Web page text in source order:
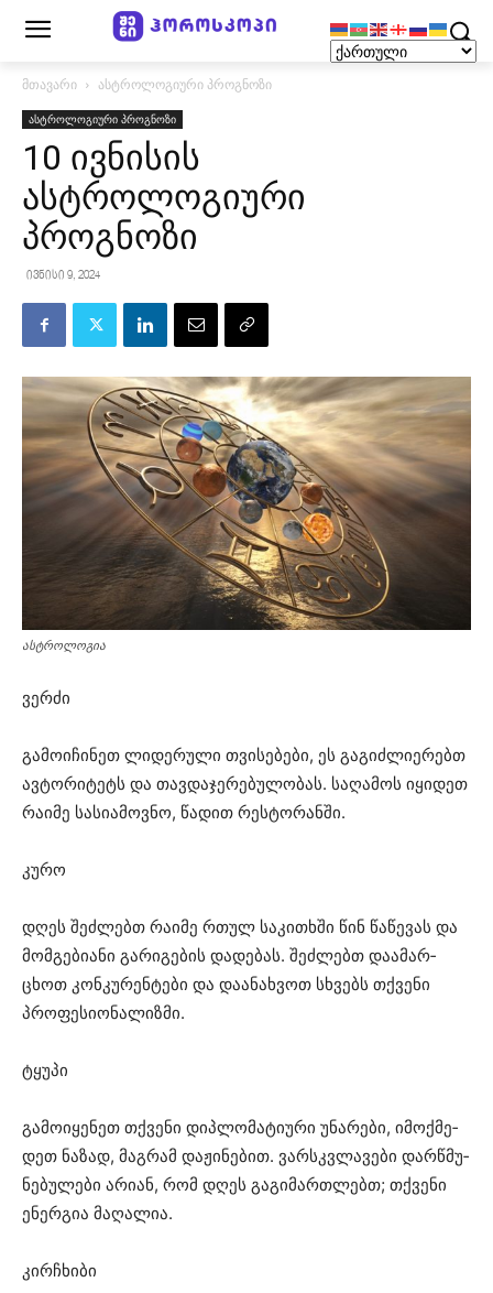
მთავარი ასტროლოგიური პროგნოზი
ასტროლოგიური პროგნოზი
10 ივნისის
ასტროლოგიური
პროგნოზი
ივნისი 9, 2024
ასტროლოგია
ვერ­ძი
გა­მო­ი­ჩი­ნეთ ლი­დე­რუ­ლი თვი­სე­ბე­ბი, ეს გა­გიძ­ლი­ე­რებთ
ავ­ტო­რი­ტეტს და თავ­და­ჯე­რე­ბუ­ლო­ბას. სა­ღა­მოს იყი­დეთ
რა­ი­მე სა­სი­ა­მოვ­ნო, წა­დით რეს­ტო­რან­ში.
კურო
დღეს შეძ­ლებთ რა­ი­მე რთულ სა­კი­თხში წინ წა­წე­ვას და
მომ­გე­ბი­ა­ნი გა­რი­გე­ბის და­დე­ბას. შეძ­ლებთ და­ა­მარ­
ცხოთ კონ­კუ­რენ­ტე­ბი და და­ა­ნახ­ვოთ სხვებს თქვე­ნი
პრო­ფე­სი­ო­ნა­ლიზ­მი.
ტყუ­პი
გა­მო­ი­ყე­ნეთ თქვე­ნი დიპ­ლო­მა­ტი­უ­რი უნა­რე­ბი, იმოქ­მე­
დეთ ნა­ზად, მაგ­რამ და­ჟი­ნე­ბით. ვარ­სკვლა­ვე­ბი დარ­წმუ­
ნე­ბუ­ლე­ბი არი­ან, რომ დღეს გა­გი­მარ­თლებთ; თქვე­ნი
ენერ­გია მა­ღა­ლია.
კირჩხი­ბი